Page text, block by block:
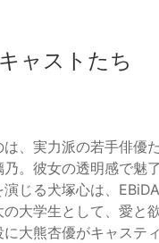
ャストたち
、実力派の若手俳優
。彼女の透明感で魅
じる犬塚心は、
大学生として、愛と
に大熊杏優がキャステ